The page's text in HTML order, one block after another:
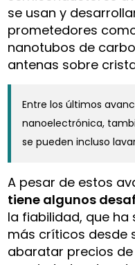
se usan y
prometedores
nanotubos de
antenas sobre
Entre los últimos
nanoelectrónica,
se pueden incluso
A pesar de estos
tiene algunos
la fiabilidad, que ha
más críticos desde
abaratar precios